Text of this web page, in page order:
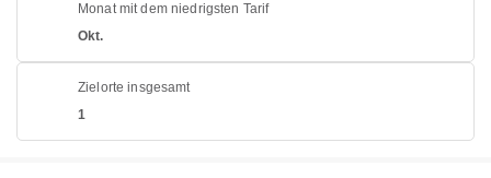
Monat mit dem niedrigsten Tarif
Okt.
Zielorte insgesamt
1